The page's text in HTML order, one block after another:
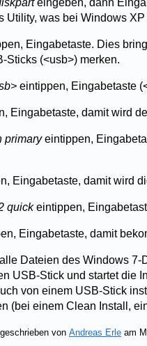
eingeben, dann
Utility, was bei Windows
Eingabetaste. Dies
Sticks (<usb>) merken.
eintippen, Eingabetaste
Eingabetaste, damit wird
primaryeintippen,
Eingabetaste, damit wird
quickeintippen,
Eingabetaste, damit
Dateien des Windows
USB-Stick und startet die
von einem USB-Stick
(bei einem Clean Install,
von Andreas Erle am